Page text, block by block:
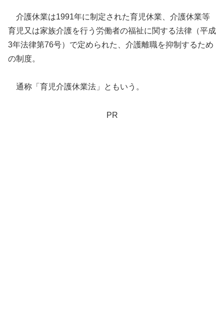
介護休業は1991年に制定された育児休業、介護休業等
育児又は家族介護を行う労働者の福祉に関する法律（平成
3年法律第76号）で定められた、介護離職を抑制するため
の制度。
通称「育児介護休業法」ともいう。
PR